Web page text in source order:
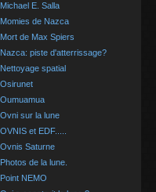
Michael E. Salla
Momies de Nazca
Mort de Max Spiers
Nazca: piste d'atterrissage?
Nettoyage spatial
Osirunet
Oumuamua
Ovni sur la lune
OVNIS et EDF.....
Ovnis Saturne
Photos de la lune.
Point NEMO